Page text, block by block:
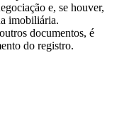
e, se houver,
imobiliária.
documentos, é
do registro.